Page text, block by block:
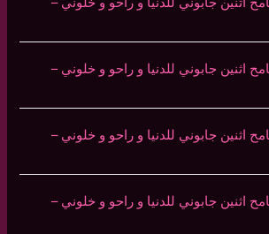
اثنين جابوني للدنيا و راحو و خلوني –
اثنين جابوني للدنيا و راحو و خلوني –
اثنين جابوني للدنيا و راحو و خلوني –